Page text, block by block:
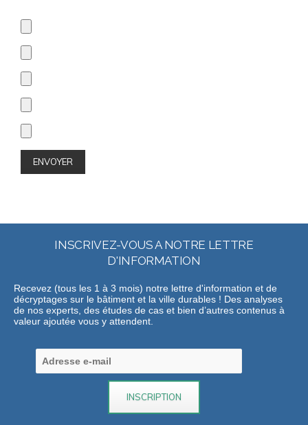
INSCRIVEZ-VOUS A NOTRE LETTRE
D'INFORMATION
Recevez (tous les 1 à 3 mois) notre lettre d'information et de
décryptages sur le bâtiment et la ville durables ! Des analyses
de nos experts, des études de cas et bien d’autres contenus à
valeur ajoutée vous y attendent.